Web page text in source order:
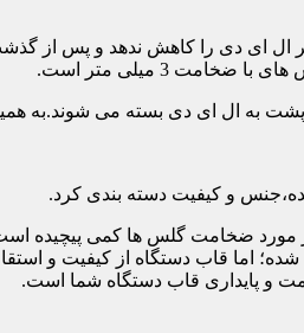
ای دی را کاهش ندهد و پس از گذشت
3 میلی متر است.
پشت به ال ای دی بسته می شوند.به
و کیفیت دسته بندی کرد.
رایج است.تصمیم گیری در مورد ضخامت
شده؛ اما قاب دستگاه از
و پایداری قاب دستگاه شما است.